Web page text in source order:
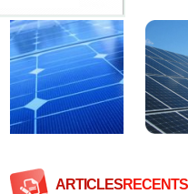
ARTICLESRECENTS